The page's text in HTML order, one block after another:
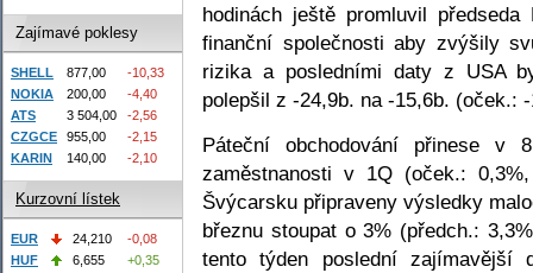
hodinách ještě promluvil
finanční společnosti aby zvýšily
rizika a posledními daty z USA
polepšil z -24,9b. na -15,6b. (oček.:
Páteční obchodování přinese v
zaměstnanosti v 1Q (oček.:
Švýcarsku připraveny výsledky
březnu stoupat o 3% (předch.:
tento týden poslední zajímavější
Zajímavé poklesy
SHELL 877,00
-10,33
NOKIA
200,00
-4,40
ATS
3 504,00
-2,56
CZGCE
955,00
-2,15
KARIN
140,00 -2,10
Kurzovní lístek
EUR 24,210
-0,08
HUF
6,655
+0,35